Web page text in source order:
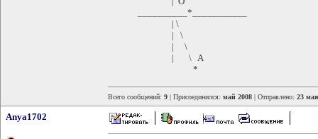
__________*___________
| \
| \
| \
| \ A
*
Всего сообщений: 9 | Присоединился: май 2008 | Отправлено: 23
Anya1702